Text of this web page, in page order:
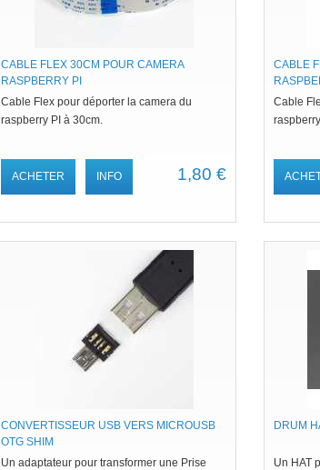
CABLE FLEX 30CM POUR CAMERA
RASPBERRY PI
Cable Flex pour déporter la camera du
raspberry PI à 30cm.
1,80 €
ACHETER INFO
CABLE
Cable
CONVERTISSEUR USB VERS MICROUSB
OTG SHIM
Un adaptateur pour transformer une Prise
DRUM
Un HAT